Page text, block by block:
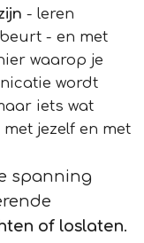
- leren
- en met
waarop je
wordt
iets wat
jezelf en met
spanning
of loslaten.